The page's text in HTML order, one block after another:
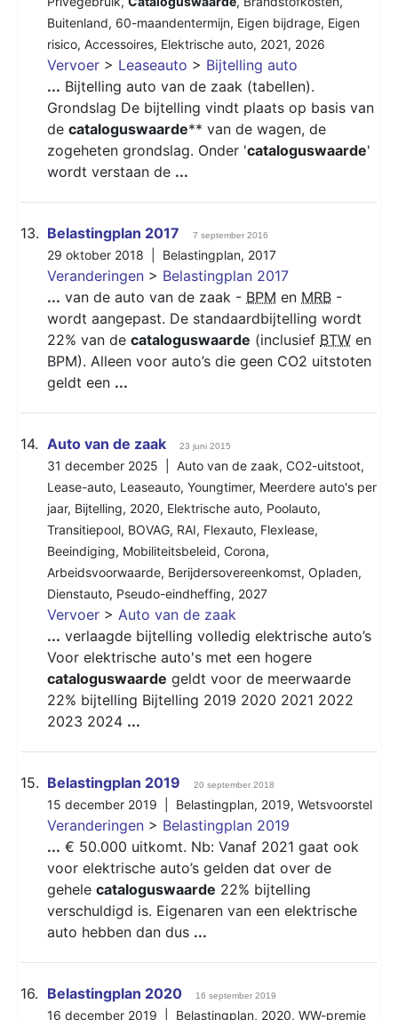
Buitenland, 60-maandentermijn, Eigen bijdrage, Eigen
risico, Accessoires, Elektrische auto, 2021, 2026
Vervoer > Leaseauto > Bijtelling auto
... Bijtelling auto van de zaak (tabellen).
Grondslag De bijtelling vindt plaats op basis van
de cataloguswaarde** van de wagen, de
zogeheten grondslag. Onder 'cataloguswaarde'
wordt verstaan de ...
13. Belastingplan 2017 7 september 2016
29 oktober 2018 | Belastingplan, 2017
Veranderingen > Belastingplan 2017
... van de auto van de zaak - BPM en MRB -
wordt aangepast. De standaardbijtelling wordt
22% van de cataloguswaarde (inclusief BTW en
BPM). Alleen voor auto’s die geen CO2 uitstoten
geldt een ...
14. Auto van de zaak 23 juni 2015
31 december 2025 | Auto van de zaak, CO2-uitstoot,
Lease-auto, Leaseauto, Youngtimer, Meerdere auto's per
jaar, Bijtelling, 2020, Elektrische auto, Poolauto,
Transitiepool, BOVAG, RAI, Flexauto, Flexlease,
Beeindiging, Mobiliteitsbeleid, Corona,
Arbeidsvoorwaarde, Berijdersovereenkomst, Opladen,
Dienstauto, Pseudo-eindheffing, 2027
Vervoer > Auto van de zaak
... verlaagde bijtelling volledig elektrische auto’s
Voor elektrische auto's met een hogere
cataloguswaarde geldt voor de meerwaarde
22% bijtelling Bijtelling 2019 2020 2021 2022
2023 2024 ...
15. Belastingplan 2019 20 september 2018
15 december 2019 | Belastingplan, 2019, Wetsvoorstel
Veranderingen > Belastingplan 2019
... € 50.000 uitkomt. Nb: Vanaf 2021 gaat ook
voor elektrische auto’s gelden dat over de
gehele cataloguswaarde 22% bijtelling
verschuldigd is. Eigenaren van een elektrische
auto hebben dan dus ...
16. Belastingplan 2020 16 september 2019
16 december 2019 | Belastingplan, 2020, WW-premie